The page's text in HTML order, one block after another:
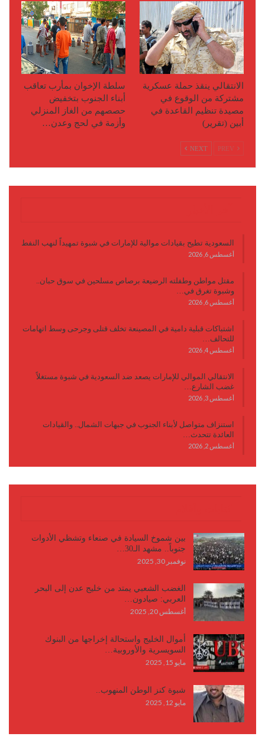
الانتقالي ينقذ حملة عسكرية
مشتركة من الوقوع في
مصيدة تنظيم القاعدة في
أبين (تقرير)
سلطة الإخوان بمأرب تعاقب
أبناء الجنوب بتخفيض
حصصهم من الغاز المنزلي
وأزمة في لحج وعدن…
NEXT
السعودية تطيح بقيادات موالية للإمارات في شبوة تمهيداً لنهب النفط
أغسطس 6, 2026
مقتل مواطن وطفلته الرضيعة برصاص مسلحين في سوق حبان..
وشبوة تغرق في…
أغسطس 6, 2026
اشتباكات قبلية دامية في المصينعة تخلف قتلى وجرحى وسط اتهامات
للتحالف…
أغسطس 4, 2026
الانتقالي الموالي للإمارات يصعد ضد السعودية في شبوة مستغلاً
غضب الشارع…
أغسطس 3, 2026
استنزاف متواصل لأبناء الجنوب في جبهات الشمال.. والقيادات
العائدة تتحدث…
أغسطس 2, 2026
بين شموخ السيادة في صنعاء وتشظي الأدوات
جنوباً.. مشهد الـ30…
نوفمبر 30, 2025
الغضب الشعبي يمتد من خليج عدن إلى البحر
العربي: صيادون…
أغسطس 20, 2025
أموال الخليج واستحالة إخراجها من البنوك
السويسرية والأوروبية…
مايو 15, 2025
شبوة كنز الوطن المنهوب..
مايو 12, 2025